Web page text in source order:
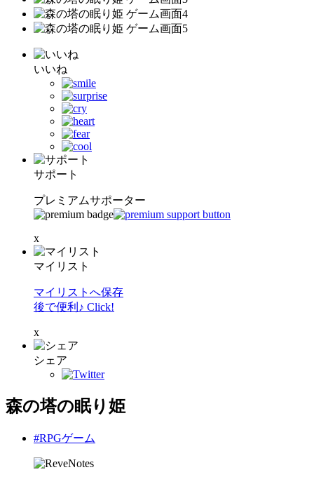
いいね
サポート
プレミアムサポーター
x
マイリスト
マイリストへ保存
後で便利♪ Click!
x
シェア
森の塔の眠り姫
#RPGゲーム